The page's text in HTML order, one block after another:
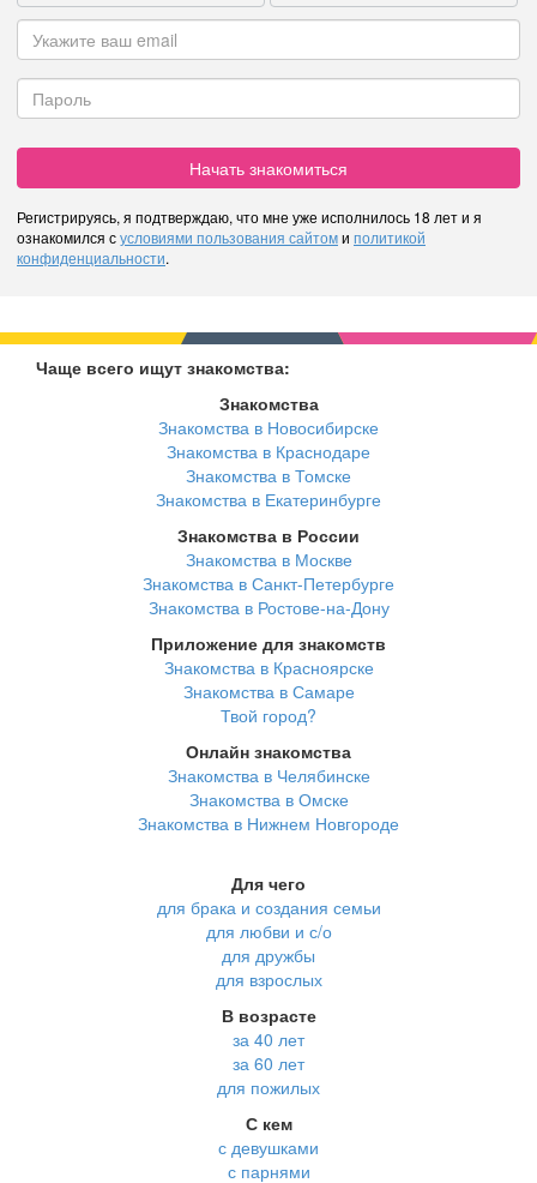
Начать знакомиться
Регистрируясь, я подтверждаю, что мне уже исполнилось 18 лет и я
ознакомился сусловиями пользования сайтоми политикой
конфиденциальности.
Чаще всего ищут знакомства:
Знакомства
Знакомства в Новосибирске
Знакомства в Краснодаре
Знакомства в Томске
Знакомства в Екатеринбурге
Знакомства в России
Знакомства в Москве
Знакомства в Санкт-Петербурге
Знакомства в Ростове-на-Дону
Приложение для знакомств
Знакомства в Красноярске
Знакомства в Самаре
Твой город?
Онлайн знакомства
Знакомства в Челябинске
Знакомства в Омске
Знакомства в Нижнем Новгороде
Для чего
для брака и создания семьи
для любви и с/о
для дружбы
для взрослых
В возрасте
за 40 лет
за 60 лет
для пожилых
С кем
с девушками
с парнями